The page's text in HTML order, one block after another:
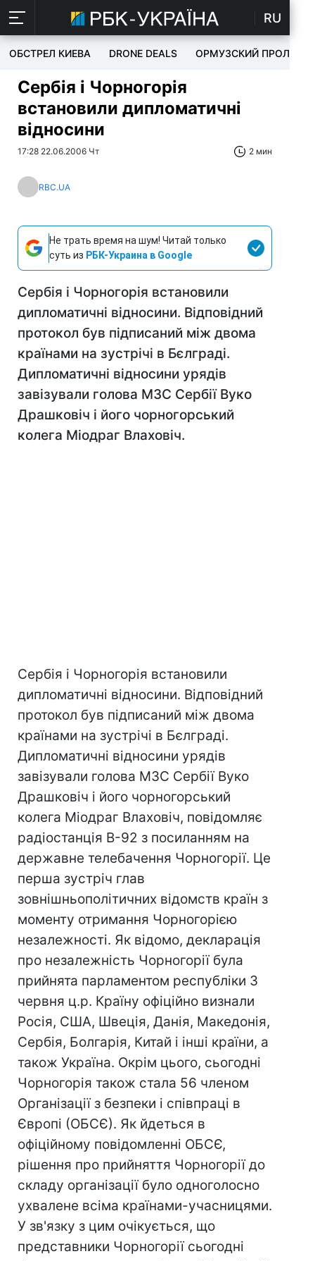
RU
ОБСТРЕЛ КИЕВА DRONE DEALS ОРМУЗСКИЙ ПРОЛИВ
Сербія і Чорногорія
встановили дипломатичні
відносини
17:28 22.06.2006 Чт 2 мин
RBC.UA
Не трать время на шум! Читай только
суть из РБК-Украина в Google
Сербія і Чорногорія встановили
дипломатичні відносини. Відповідний
протокол був підписаний між двома
країнами на зустрічі в Бєлграді.
Дипломатичні відносини урядів
завізували голова МЗС Сербії Вуко
Драшковіч і його чорногорський
колега Міодраг Влаховіч.
Сербія і Чорногорія встановили
дипломатичні відносини. Відповідний
протокол був підписаний між двома
країнами на зустрічі в Бєлграді.
Дипломатичні відносини урядів
завізували голова МЗС Сербії Вуко
Драшковіч і його чорногорський
колега Міодраг Влаховіч, повідомляє
радіостанція B-92 з посиланням на
державне телебачення Чорногорії. Це
перша зустріч глав
зовнішньополітичних відомств країн з
моменту отримання Чорногорією
незалежності. Як відомо, декларація
про незалежність Чорногорії була
прийнята парламентом республіки 3
червня ц.р. Країну офіційно визнали
Росія, США, Швеція, Данія, Македонія,
Сербія, Болгарія, Китай і інші країни, а
також Україна. Окрім цього, сьогодні
Чорногорія також стала 56 членом
Організації з безпеки і співпраці в
Європі (ОБСЄ). Як йдеться в
офіційному повідомленні ОБСЄ,
рішення про прийняття Чорногорії до
складу організації було одноголосно
ухвалене всіма країнами-учасницями.
У зв'язку з цим очікується, що
представники Чорногорії сьогодні